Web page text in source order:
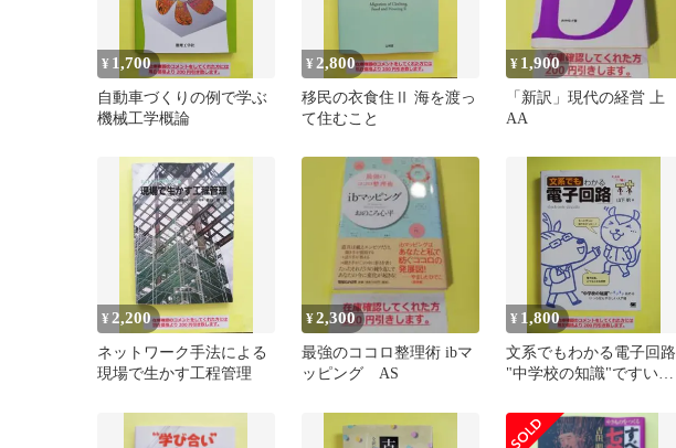
¥ 1,700
自動車づくりの例で学ぶ
機械工学概論
¥ 2,800
移民の衣食住Ⅱ 海を渡っ
て住むこと
¥ 1,900
「新訳」現代の経営 上
AA
¥2,200
ネットワーク手法による
現場で生かす工程管理
¥2,300
最強のココロ整理術 ibマ
ッピング AS
¥ 1,800
文系でもわかる電子回路
"中学校の知識"ですいす